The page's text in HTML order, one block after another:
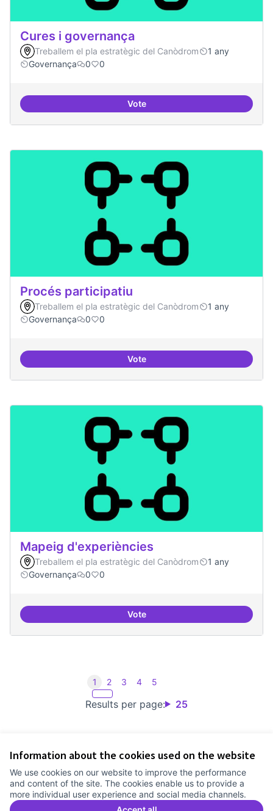
Information about the cookies used on the website
We use cookies on our website to improve the performance
and content of the site. The cookies enable us to provide a
more individual user experience and social media channels.
Cures i governança
Treballem el pla estratègic del Canòdrom
1 any
Governança
0 0
VoteCures i governança
Procés participatiu
Treballem el pla estratègic del Canòdrom
1 any
Governança
0 0
VoteProcés participatiu
Mapeig d'experiències
Treballem el pla estratègic del Canòdrom
1 any
Governança
0 0
VoteMapeig d'experiències
Results per page: 25
1 2 3 4 5
Cookie settings
Comunitat Canòdrom at Facebook
(External link)
Comunitat Canòdrom at Instagram
(External link)
Comunitat Canòdrom at YouTube
(External link)
English
Triar la llenguaElegir el idiomaChoose language